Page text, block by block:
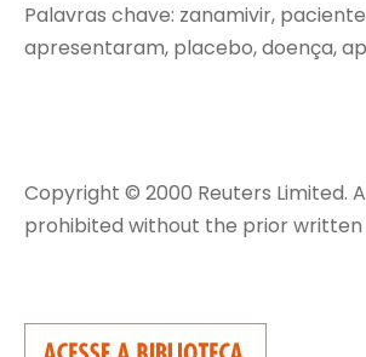
Palavras chave: zanamivir,
apresentaram, placebo, doença,
Copyright © 2000 Reuters Limited.
prohibited without the prior written